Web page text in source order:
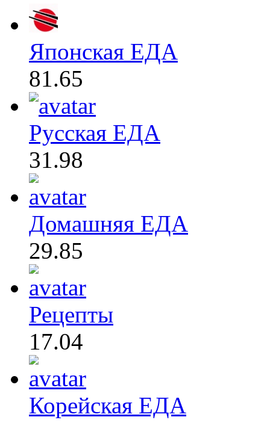
Японская ЕДА
81.65
Русская ЕДА
31.98
Домашняя ЕДА
29.85
Рецепты
17.04
Корейская ЕДА